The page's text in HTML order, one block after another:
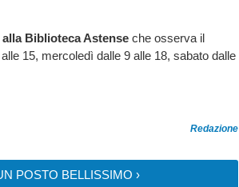
Biblioteca Astense che osserva il
15, mercoledì dalle 9 alle 18, sabato dalle
Redazione
POSTO BELLISSIMO ›